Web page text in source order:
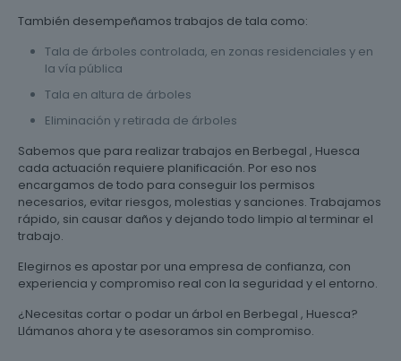
También desempeñamos trabajos de tala como:
Tala de árboles controlada, en zonas residenciales y en
la vía pública
Tala en altura de árboles
Eliminación y retirada de árboles
Sabemos que para realizar trabajos en Berbegal , Huesca
cada actuación requiere planificación. Por eso nos
encargamos de todo para conseguir los permisos
necesarios, evitar riesgos, molestias y sanciones. Trabajamos
rápido, sin causar daños y dejando todo limpio al terminar el
trabajo.
Elegirnos es apostar por una empresa de confianza, con
experiencia y compromiso real con la seguridad y el entorno.
¿Necesitas cortar o podar un árbol en Berbegal , Huesca?
Llámanos ahora y te asesoramos sin compromiso.